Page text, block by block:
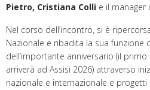
Pietro, Cristiana Colli e il manager
Nel corso dell’incontro, si è
Nazionale e ribadita la sua funzione
dell’importante anniversario (il
arriverà ad Assisi 2026) attraverso
nazionale e internazionale e